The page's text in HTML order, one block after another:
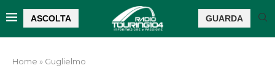
ASCOLTA GUARDA
Home » Guglielmo